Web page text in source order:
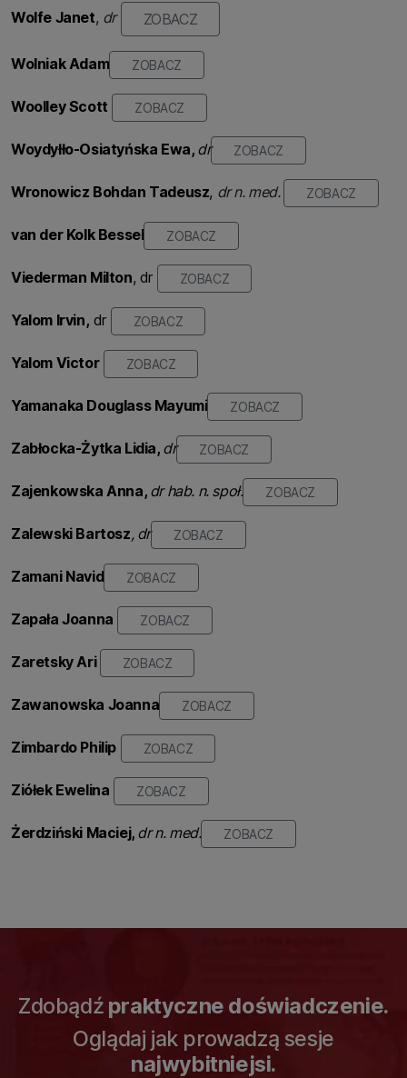
Wolfe Janet, dr ZOBACZ
Wolniak Adam ZOBACZ
Woolley Scott ZOBACZ
Woydyłło-Osiatyńska Ewa, dr ZOBACZ
Wronowicz Bohdan Tadeusz, dr n. med. ZOBACZ
van der Kolk Bessel ZOBACZ
Viederman Milton, dr ZOBACZ
Yalom Irvin, dr ZOBACZ
Yalom Victor ZOBACZ
Yamanaka Douglass Mayumi ZOBACZ
Zabłocka-Żytka Lidia, dr ZOBACZ
Zajenkowska Anna, dr hab. n. społ. ZOBACZ
Zalewski Bartosz, dr ZOBACZ
Zamani Navid ZOBACZ
Zapała Joanna ZOBACZ
Zaretsky Ari ZOBACZ
Zawanowska Joanna ZOBACZ
Zimbardo Philip ZOBACZ
Ziółek Ewelina ZOBACZ
Żerdziński Maciej, dr n. med. ZOBACZ
Zdobądź praktyczne doświadczenie.
Oglądaj jak prowadzą sesje
najwybitniejsi.